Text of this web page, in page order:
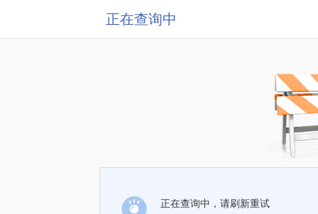
正在查询中
正在查询中，请刷新重试